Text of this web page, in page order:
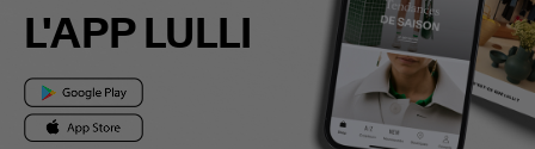
L'APP LULLI